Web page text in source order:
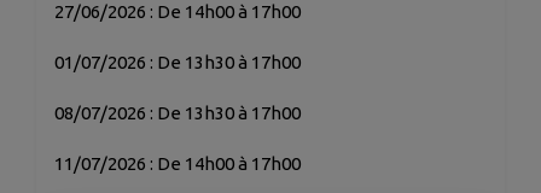
27/06/2026 : De 14h00 à 17h00
01/07/2026 : De 13h30 à 17h00
08/07/2026 : De 13h30 à 17h00
11/07/2026 : De 14h00 à 17h00